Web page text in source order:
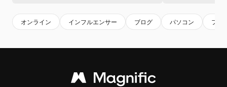
オンライン インフルエンサー ブログ パソコン フリ